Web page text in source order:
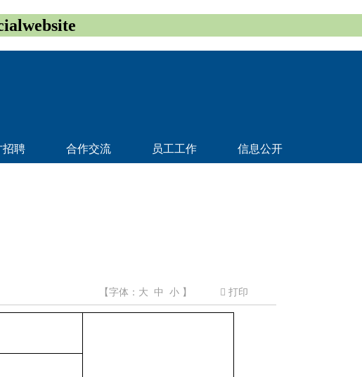
招聘 合作交流 员工工作 信息公开
打印
【字体： 大 中 小 】